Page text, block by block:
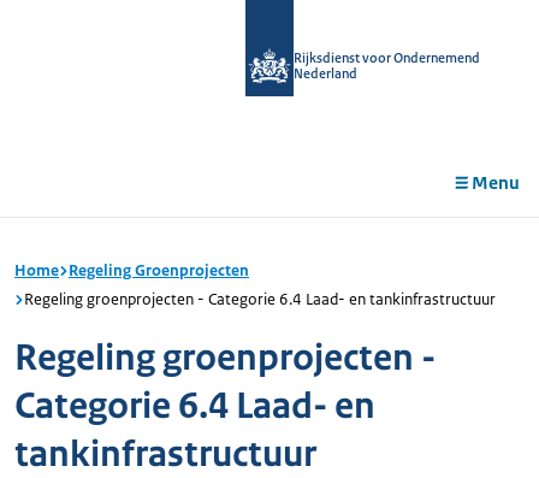
Rijksdienst voor Ondernemend
Nederland
Menu
Home Regeling Groenprojecten
Regeling groenprojecten - Categorie 6.4 Laad- en tankinfrastructuur
Regeling groenprojecten -
Categorie 6.4 Laad- en
tankinfrastructuur